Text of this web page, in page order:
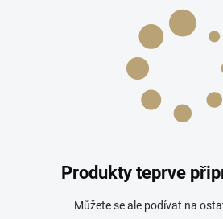
Produkty teprve
Můžete se ale podívat na